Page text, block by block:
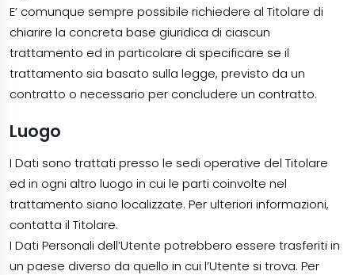
E’ comunque sempre possibile richiedere al Titolare di
chiarire la concreta base giuridica di ciascun
trattamento ed in particolare di specificare se il
trattamento sia basato sulla legge, previsto da un
contratto o necessario per concludere un contratto.
Luogo
I Dati sono trattati presso le sedi operative del Titolare
ed in ogni altro luogo in cui le parti coinvolte nel
trattamento siano localizzate. Per ulteriori informazioni,
contatta il Titolare.
I Dati Personali dell’Utente potrebbero essere trasferiti in
un paese diverso da quello in cui l’Utente si trova. Per